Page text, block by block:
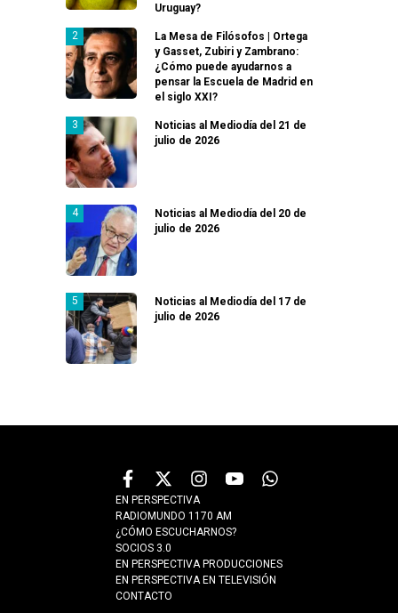
Uruguay?
La Mesa de Filósofos | Ortega
y Gasset, Zubiri y Zambrano:
¿Cómo puede ayudarnos a
pensar la Escuela de Madrid en
el siglo XXI?
Noticias al Mediodía del 21 de
julio de 2026
Noticias al Mediodía del 20 de
julio de 2026
Noticias al Mediodía del 17 de
julio de 2026
EN PERSPECTIVA
RADIOMUNDO 1170 AM
¿CÓMO ESCUCHARNOS?
SOCIOS 3.0
EN PERSPECTIVA PRODUCCIONES
EN PERSPECTIVA EN TELEVISIÓN
CONTACTO